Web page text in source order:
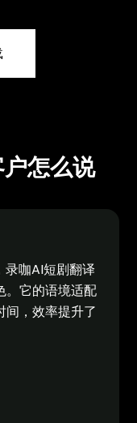
怎么说
录咖AI短剧翻译
。它的语境适配
间，效率提升了